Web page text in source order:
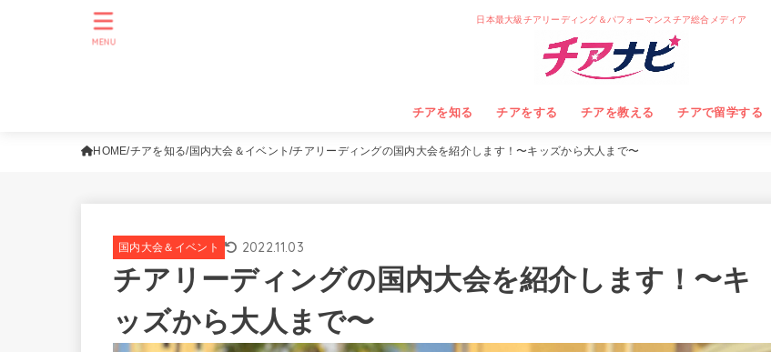
日本最大級チアリーディング＆パフォーマンスチア総合メディア
チアを知る チアをする チアを教える チアで留学する
MENU
HOME チアを知る 国内大会＆イベント チアリーディングの国内大会を紹介します！〜キッズから大人まで〜
国内大会＆イベント 2022.11.03
チアリーディングの国内大会を紹介します！〜キ
ッズから大人まで〜